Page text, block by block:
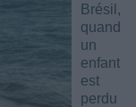
Brésil,
quand
un
enfant
est
perdu